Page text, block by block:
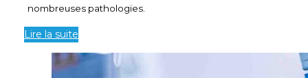
nombreuses pathologies.
Lire la suite